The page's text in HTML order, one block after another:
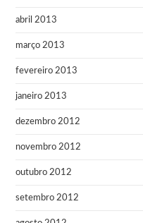
abril 2013
março 2013
fevereiro 2013
janeiro 2013
dezembro 2012
novembro 2012
outubro 2012
setembro 2012